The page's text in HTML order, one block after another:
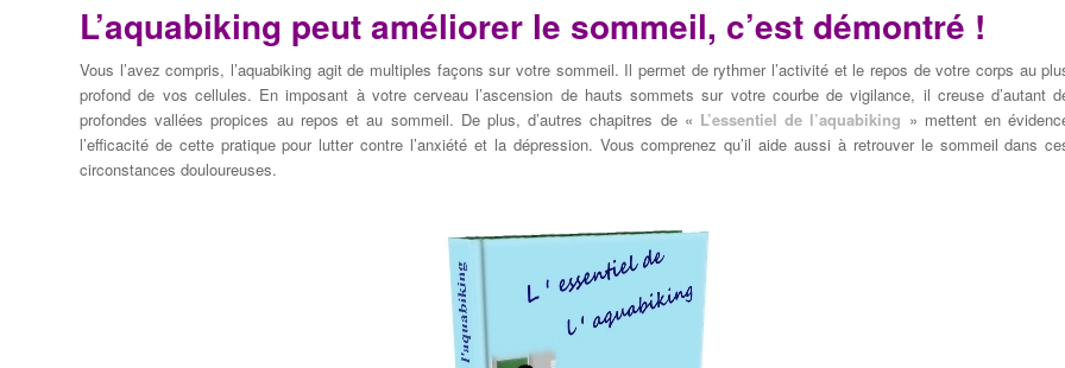
L’aquabiking peut améliorer le sommeil, c’est démontré !
Vous l’avez compris, l’aquabiking agit de multiples façons sur votre sommeil. Il permet de rythmer l’activité et le repos de votre corps au
profond de vos cellules. En imposant à votre cerveau l’ascension de hauts sommets sur votre courbe de vigilance, il creuse d’autant
profondes vallées propices au repos et au sommeil. De plus, d’autres chapitres de « L’essentiel de l’aquabiking » mettent en
l’efficacité de cette pratique pour lutter contre l’anxiété et la dépression. Vous comprenez qu’il aide aussi à retrouver le sommeil dans
circonstances douloureuses.